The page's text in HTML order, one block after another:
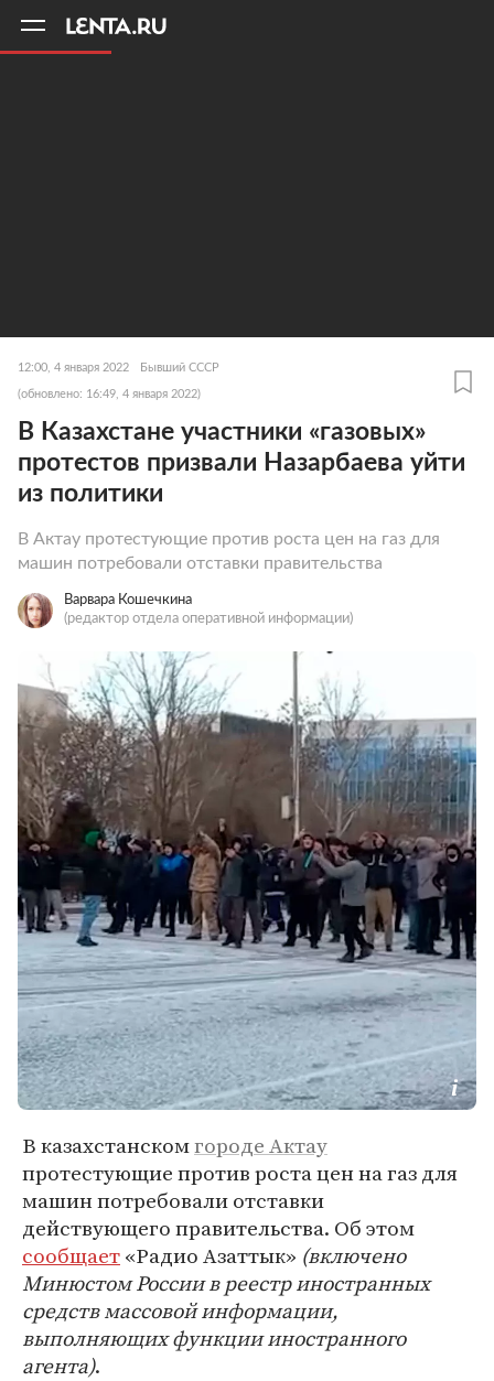
12:00, 4 января 2022 Бывший СССР
(обновлено: 16:49, 4 января 2022)
В Казахстане участники «газовых»
протестов призвали Назарбаева уйти
из политики
В Актау протестующие против роста цен на газ для
машин потребовали отставки правительства
Варвара Кошечкина
(редактор отдела оперативной информации)
В казахстанскомгороде Актау
протестующие против роста цен на газ для
машин потребовали отставки
действующего правительства. Об этом
сообщает«Радио Азаттык» (включено
Минюстом России в реестр иностранных
средств массовой информации,
выполняющих функции иностранного
агента).